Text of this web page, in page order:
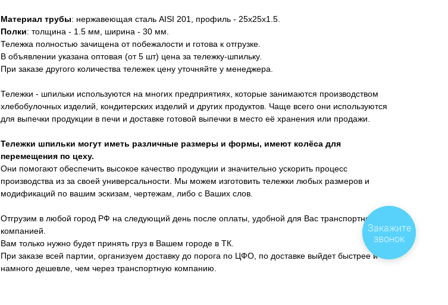
Материал трубы: нержавеющая сталь AISI 201, профиль - 25х25х1.5.
Полки: толщина - 1.5 мм, ширина - 30 мм.
Тележка полностью зачищена от побежалости и готова к отгрузке.
В объявлении указана оптовая (от 5 шт) цена за тележку-шпильку.
При заказе другого количества тележек цену уточняйте у менеджера.
Тележки - шпильки используются на многих предприятиях, которые занимаются производством
хлебобулочных изделий, кондитерских изделий и других продуктов. Чаще всего они используются
для выпечки продукции в печи и доставке готовой выпечки в место её хранения или продажи.
Тележки шпильки могут иметь различные размеры и формы, имеют колёса для
перемещения по цеху.
Они помогают обеспечить высокое качество продукции и значительно ускорить процесс
производства из за своей универсальности. Мы можем изготовить тележки любых размеров и
модификаций по вашим эскизам, чертежам, либо с Ваших слов.
Отгрузим в любой город РФ на следующий день после оплаты, удобной для Вас транспортной
компанией.
Вам только нужно будет принять груз в Вашем городе в ТК.
При заказе всей партии, организуем доставку до порога по ЦФО, по доставке выйдет быстрее и
намного дешевле, чем через транспортную компанию.
Закажите
звонок